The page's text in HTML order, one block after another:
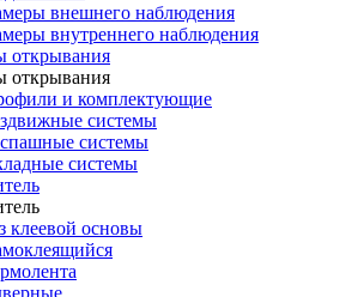
внешнего наблюдения
внутреннего наблюдения
открывания
открывания
и комплектующие
системы
системы
системы
клеевой основы